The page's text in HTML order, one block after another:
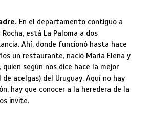
En el departamento contiguo a
está La Paloma a dos
Ahí, donde funcionó hasta hace
un restaurante, nació María Elena y
quien según nos dice hace la mejor
acelgas) del Uruguay. Aquí no hay
hay que conocer a la heredera de la
invite.